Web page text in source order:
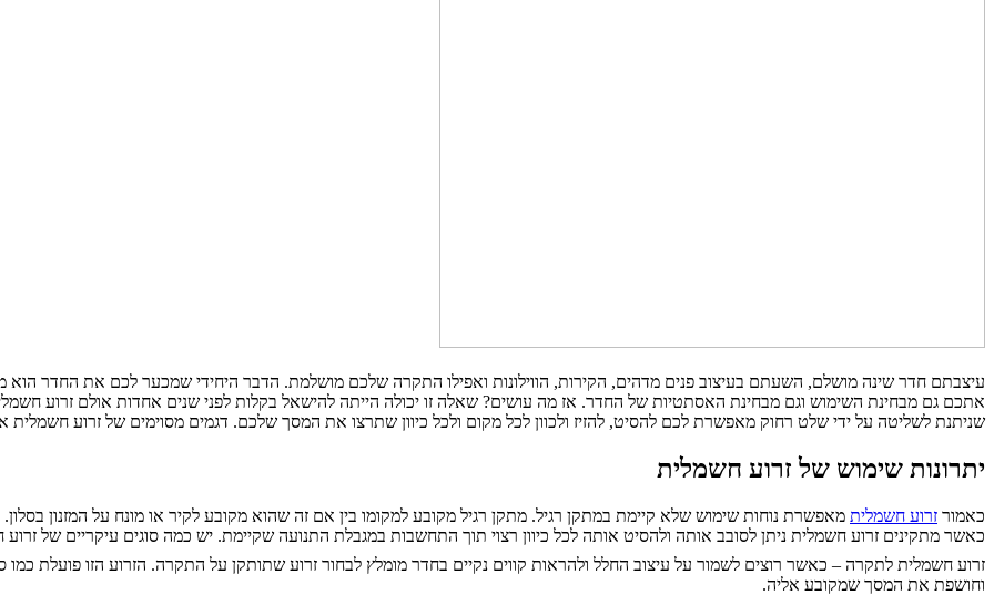
עיצבתם חדר שינה מושלם, השעתם בעיצוב פנים מדהים, הקירות, הווילונות ואפילו התקרה שלכם מושלמת. הדבר היחידי שמכער לכם את החדר הוא
אתכם גם מבחינת השימוש וגם מבחינת האסתטיות של החדר. אז מה עושים? שאלה זו יכולה הייתה להישאל בקלות לפני שנים אחדות אולם זרוע
שניתנת לשליטה על ידי שלט רחוק מאפשרת לכם להסיט, להזיז ולכוון לכל מקום ולכל כיוון שתרצו את המסך שלכם. דגמים מסוימים של זרוע
יתרונות שימוש של זרוע חשמלית
כאמור זרוע חשמלית מאפשרת נוחות שימוש שלא קיימת במתקן רגיל. מתקן רגיל מקובע למקומו בין אם זה שהוא מקובע לקיר או מונח על המזנון בסלון.
כאשר מתקינים זרוע חשמלית ניתן לסובב אותה ולהסיט אותה לכל כיוון רצוי תוך התחשבות במגבלת התנועה שקיימת. יש כמה סוגים עיקריים של
זרוע חשמלית לתקרה – כאשר רוצים לשמור על עיצוב החלל ולהראות קווים נקיים בחדר מומלץ לבחור זרוע שתותקן על התקרה. הזרוע הזו פועלת
וחושפת את המסך שמקובע אליה.